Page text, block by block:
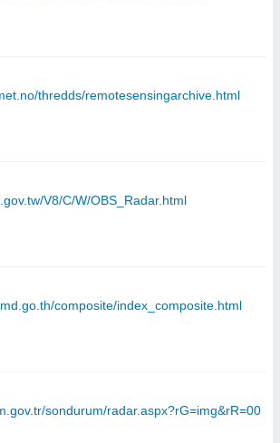
thredds/remotesensingarchive.html
V8/C/W/OBS_Radar.html
composite/index_composite.html
sondurum/radar.aspx?rG=img&rR=00